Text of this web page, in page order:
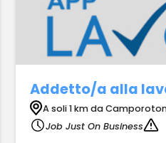
Addetto/a alla
A soli 1 km da
Job Just On Business